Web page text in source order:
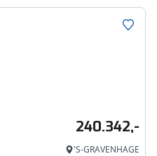
240.342,-
'S-GRAVENHAGE